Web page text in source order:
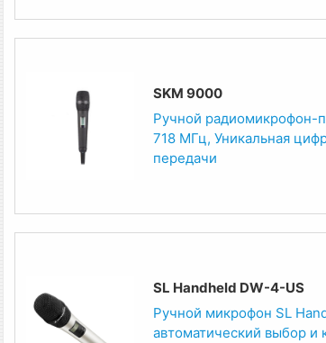
SKM 9000
Ручной радиомикрофон-
718 МГц, Уникальная
передачи
SL Handheld DW-4-US
Ручной микрофон SL
автоматический выбор и